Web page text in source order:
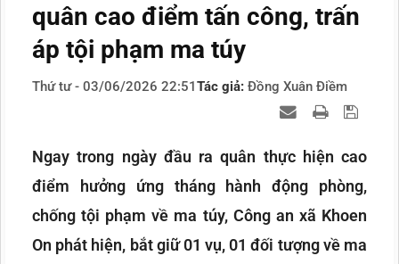
quân cao điểm tấn công, trấn
áp tội phạm ma túy
Thứ tư - 03/06/2026 22:51Tác giả: Đồng Xuân Điềm
Ngay trong ngày đầu ra quân thực hiện cao
điểm hưởng ứng tháng hành động phòng,
chống tội phạm về ma túy, Công an xã Khoen
On phát hiện, bắt giữ 01 vụ, 01 đối tượng về ma